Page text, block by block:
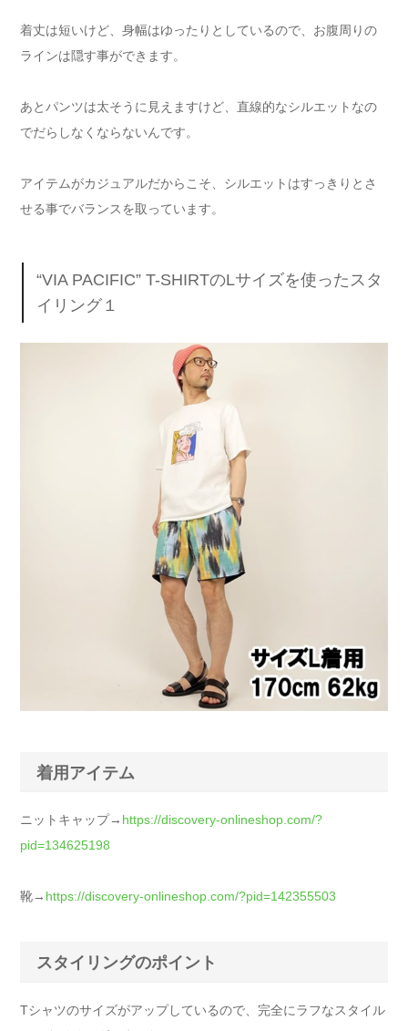
着丈は短いけど、身幅はゆったりとしているので、お腹周りの
ラインは隠す事ができます。
あとパンツは太そうに見えますけど、直線的なシルエットなの
でだらしなくならないんです。
アイテムがカジュアルだからこそ、シルエットはすっきりとさ
せる事でバランスを取っています。
“VIA PACIFIC” T-SHIRTのLサイズを使ったスタ
イリング１
着用アイテム
ニットキャップ→ https://discovery-onlineshop.com/?
pid=134625198
靴→ https://discovery-onlineshop.com/?pid=142355503
スタイリングのポイント
Tシャツのサイズがアップしているので、完全にラフなスタイル